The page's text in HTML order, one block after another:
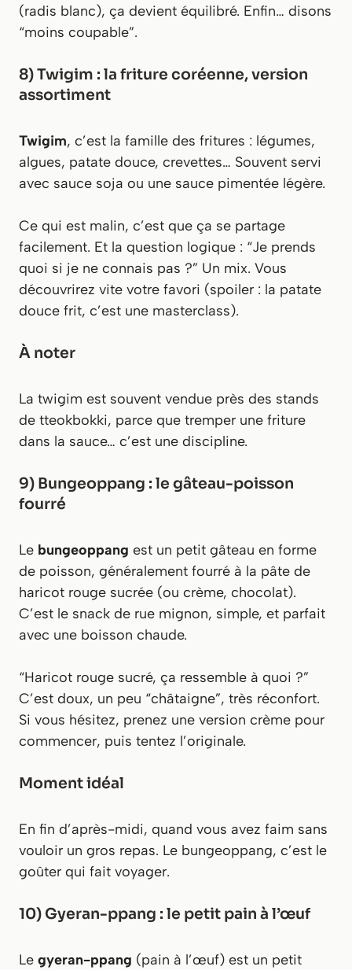
(radis blanc), ça devient équilibré. Enfin… disons
“moins coupable”.
8) Twigim : la friture coréenne, version
assortiment
Twigim, c’est la famille des fritures : légumes,
algues, patate douce, crevettes… Souvent servi
avec sauce soja ou une sauce pimentée légère.
Ce qui est malin, c’est que ça se partage
facilement. Et la question logique : “Je prends
quoi si je ne connais pas ?” Un mix. Vous
découvrirez vite votre favori (spoiler : la patate
douce frit, c’est une masterclass).
À noter
La twigim est souvent vendue près des stands
de tteokbokki, parce que tremper une friture
dans la sauce… c’est une discipline.
9) Bungeoppang : le gâteau-poisson
fourré
Le bungeoppang est un petit gâteau en forme
de poisson, généralement fourré à la pâte de
haricot rouge sucrée (ou crème, chocolat).
C’est le snack de rue mignon, simple, et parfait
avec une boisson chaude.
“Haricot rouge sucré, ça ressemble à quoi ?”
C’est doux, un peu “châtaigne”, très réconfort.
Si vous hésitez, prenez une version crème pour
commencer, puis tentez l’originale.
Moment idéal
En fin d’après-midi, quand vous avez faim sans
vouloir un gros repas. Le bungeoppang, c’est le
goûter qui fait voyager.
10) Gyeran-ppang : le petit pain à l’œuf
Le gyeran-ppang (pain à l’œuf) est un petit